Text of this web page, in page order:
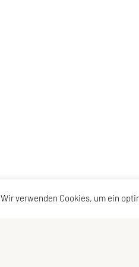
Wir verwenden Cookies, um ein